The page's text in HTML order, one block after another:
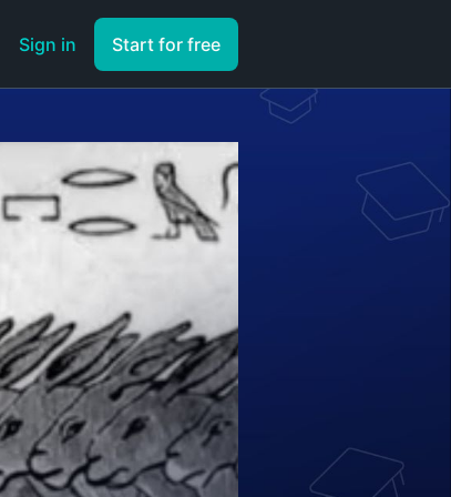
Sign in Start for free